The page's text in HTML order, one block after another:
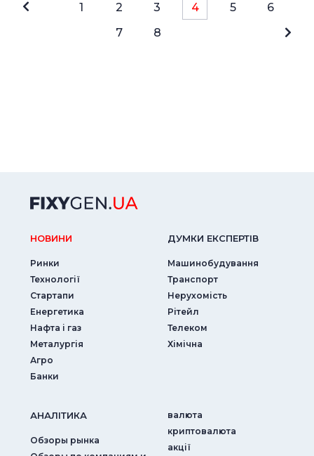
1 2 3 4 5
6
7
8
НОВИНИ
Ринки
Технології
Стартапи
Енергетика
Нафта і газ
Металургія
Агро
Банки
ДУМКИ ЕКСПЕРТIВ
Машинобудування
Транспорт
Нерухомість
Рітейл
Телеком
Хімічна
АНАЛIТИКА
Обзоры рынка
валюта
криптовалюта
акції